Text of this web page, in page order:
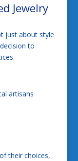
Jewelry
just about style
to
artisans
their choices,